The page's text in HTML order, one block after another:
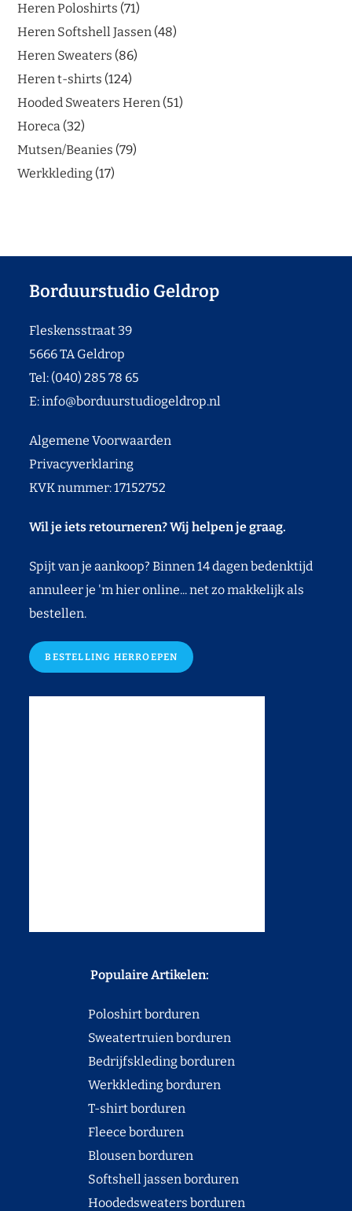
Heren Poloshirts 71
Heren Softshell Jassen 48
Heren Sweaters 86
Heren t-shirts 124
Hooded Sweaters Heren 51
Horeca 32
Mutsen/Beanies 79
Werkkleding 17
Borduurstudio Geldrop
Fleskensstraat 39
5666 TA Geldrop
Tel: (040) 285 78 65
E:info@borduurstudiogeldrop.nl
Algemene Voorwaarden
Privacyverklaring
KVK nummer: 17152752
Wil je iets retourneren? Wij helpen je graag.
Spijt van je aankoop? Binnen 14 dagen bedenktijd
annuleer je 'm hier online... net zo makkelijk als
bestellen.
BESTELLING HERROEPEN
Populaire Artikelen:
Poloshirt borduren
Sweatertruien borduren
Bedrijfskleding borduren
Werkkleding borduren
T-shirt borduren
Fleece borduren
Blousen borduren
Softshell jassen borduren
Hoodedsweaters borduren